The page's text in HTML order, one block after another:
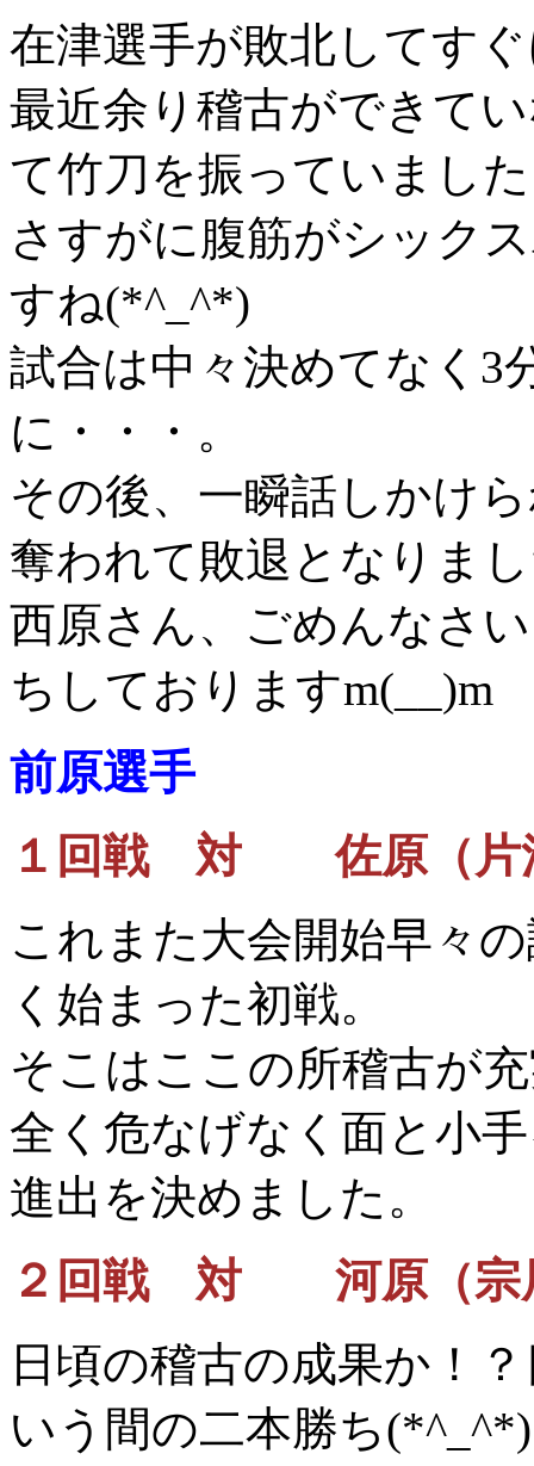
在津選手が敗北してす
最近余り稽古ができて
て竹刀を振っていまし
さすがに腹筋がシック
すね(*^_^*)
試合は中々決めてなく3
に・・・。
その後、一瞬話しかけ
奪われて敗退となりま
西原さん、ごめんなさ
ちしておりますm(__)m
前原選手
１回戦 対 佐原（片
これまた大会開始早々
く始まった初戦。
そこはここの所稽古が
全く危なげなく面と小
進出を決めました。
２回戦 対 河原（宗
日頃の稽古の成果か！
いう間の二本勝ち(*^_^*)